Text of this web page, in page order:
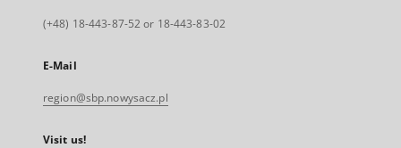
(+48) 18-443-87-52 or 18-443-83-02
E-Mail
region@sbp.nowysacz.pl
Visit us!